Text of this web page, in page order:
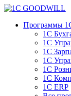
Программы
1С
1С
1С
1С
1С
1С
1С ERP